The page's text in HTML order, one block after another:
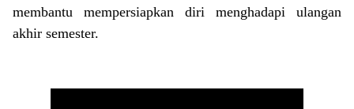
membantu mempersiapkan diri menghadapi ulangan
akhir semester.